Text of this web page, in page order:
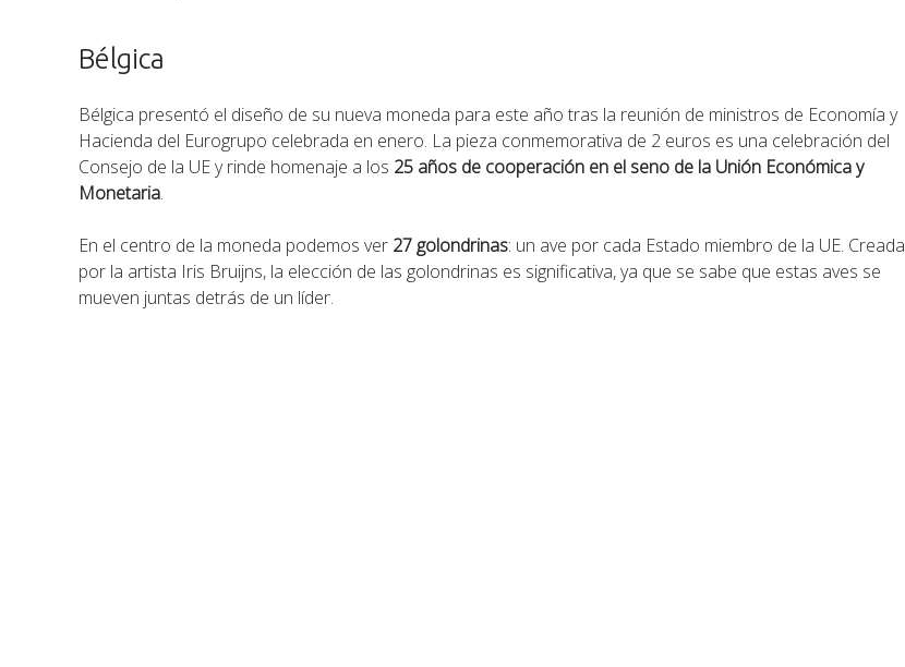
Bélgica
Bélgica presentó el diseño de su nueva moneda para este año tras la reunión de ministros de Economía y
Hacienda del Eurogrupo celebrada en enero. La pieza conmemorativa de 2 euros es una celebración del
Consejo de la UE y rinde homenaje a los 25 años de cooperación en el seno de la Unión Económica y
Monetaria.
En el centro de la moneda podemos ver 27 golondrinas: un ave por cada Estado miembro de la UE. Creada
por la artista Iris Bruijns, la elección de las golondrinas es significativa, ya que se sabe que estas aves se
mueven juntas detrás de un líder.